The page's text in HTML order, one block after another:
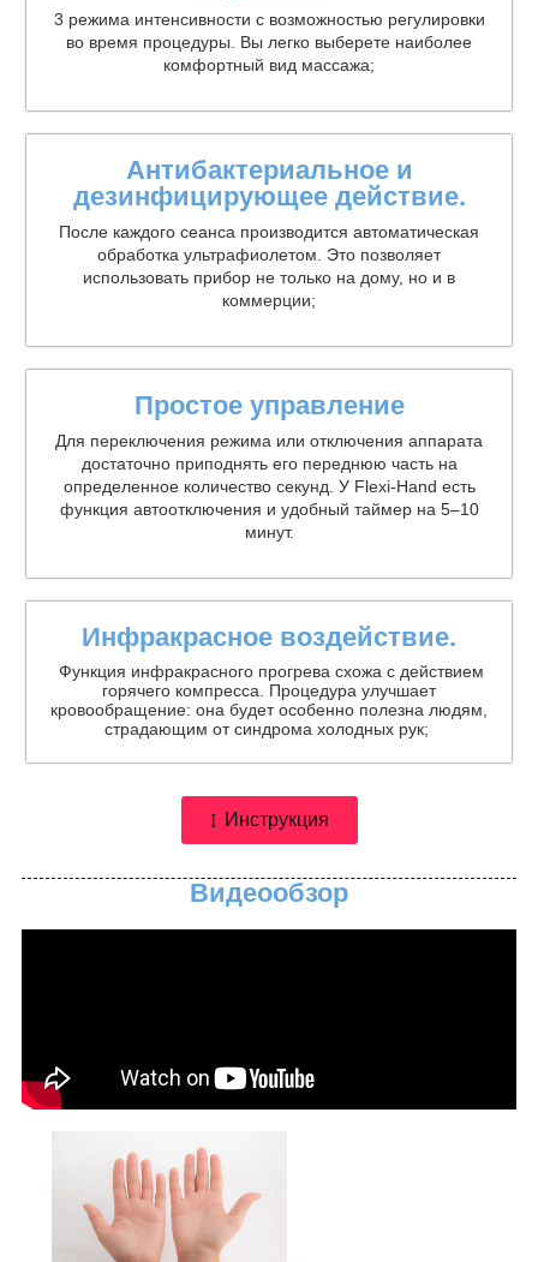
3 режима интенсивности с возможностью регулировки
во время процедуры. Вы легко выберете наиболее
комфортный вид массажа;
Антибактериальное и
дезинфицирующее действие.
После каждого сеанса производится автоматическая
обработка ультрафиолетом. Это позволяет
использовать прибор не только на дому, но и в
коммерции;
Простое управление
Для переключения режима или отключения аппарата
достаточно приподнять его переднюю часть на
определенное количество секунд. У Flexi-Hand есть
функция автоотключения и удобный таймер на 5–10
минут.
Инфракрасное воздействие.
Функция инфракрасного прогрева схожа с действием
горячего компресса. Процедура улучшает
кровообращение: она будет особенно полезна людям,
страдающим от синдрома холодных рук;
Инструкция
Видеообзор